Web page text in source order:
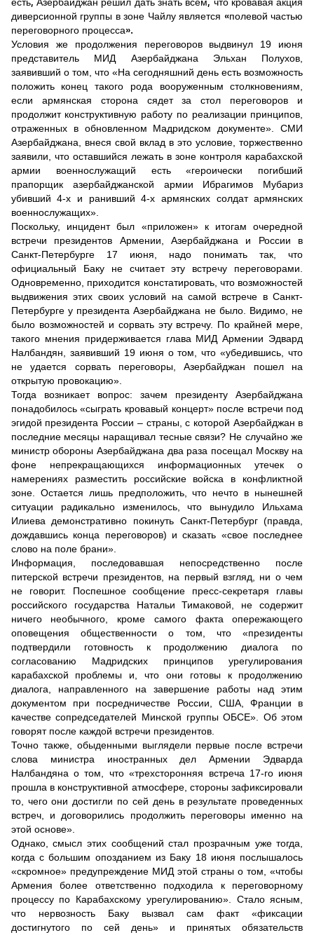
есть, Азербайджан решил дать знать всем, что кровавая акция
диверсионной группы в зоне Чайлу является «полевой частью
переговорного процесса».
Условия же продолжения переговоров выдвинул 19 июня
представитель МИД Азербайджана Эльхан Полухов,
заявивший о том, что «На сегодняшний день есть возможность
положить конец такого рода вооруженным столкновениям,
если армянская сторона сядет за стол переговоров и
продолжит конструктивную работу по реализации принципов,
отраженных в обновленном Мадридском документе». СМИ
Азербайджана, внеся свой вклад в это условие, торжественно
заявили, что оставшийся лежать в зоне контроля карабахской
армии военнослужащий есть «героически погибший
прапорщик азербайджанской армии Ибрагимов Мубариз
убивший 4-х и ранивший 4-х армянских солдат армянских
военнослужащих».
Поскольку, инцидент был «приложен» к итогам очередной
встречи президентов Армении, Азербайджана и России в
Санкт-Петербурге 17 июня, надо понимать так, что
официальный Баку не считает эту встречу переговорами.
Одновременно, приходится констатировать, что возможностей
выдвижения этих своих условий на самой встрече в Санкт-
Петербурге у президента Азербайджана не было. Видимо, не
было возможностей и сорвать эту встречу. По крайней мере,
такого мнения придерживается глава МИД Армении Эдвард
Налбандян, заявивший 19 июня о том, что «убедившись, что
не удается сорвать переговоры, Азербайджан пошел на
открытую провокацию».
Тогда возникает вопрос: зачем президенту Азербайджана
понадобилось «сыграть кровавый концерт» после встречи под
эгидой президента России – страны, с которой Азербайджан в
последние месяцы наращивал тесные связи? Не случайно же
министр обороны Азербайджана два раза посещал Москву на
фоне непрекращающихся информационных утечек о
намерениях разместить российские войска в конфликтной
зоне. Остается лишь предположить, что нечто в нынешней
ситуации радикально изменилось, что вынудило Ильхама
Илиева демонстративно покинуть Санкт-Петербург (правда,
дождавшись конца переговоров) и сказать «свое последнее
слово на поле брани».
Информация, последовавшая непосредственно после
питерской встречи президентов, на первый взгляд, ни о чем
не говорит. Поспешное сообщение пресс-секретаря главы
российского государства Натальи Тимаковой, не содержит
ничего необычного, кроме самого факта опережающего
оповещения общественности о том, что «президенты
подтвердили готовность к продолжению диалога по
согласованию Мадридских принципов урегулирования
карабахской проблемы и, что они готовы к продолжению
диалога, направленного на завершение работы над этим
документом при посредничестве России, США, Франции в
качестве сопредседателей Минской группы ОБСЕ». Об этом
говорят после каждой встречи президентов.
Точно также, обыденными выглядели первые после встречи
слова министра иностранных дел Армении Эдварда
Налбандяна о том, что «трехсторонняя встреча 17-го июня
прошла в конструктивной атмосфере, стороны зафиксировали
то, чего они достигли по сей день в результате проведенных
встреч, и договорились продолжить переговоры именно на
этой основе».
Однако, смысл этих сообщений стал прозрачным уже тогда,
когда с большим опозданием из Баку 18 июня послышалось
«скромное» предупреждение МИД этой страны о том, «чтобы
Армения более ответственно подходила к переговорному
процессу по Карабахскому урегулированию». Стало ясным,
что нервозность Баку вызвал сам факт «фиксации
достигнутого по сей день» и принятых обязательств